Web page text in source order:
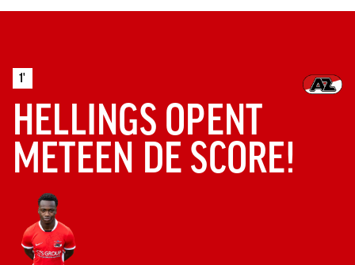
1'
HELLINGS OPENT
METEEN DE SCORE!